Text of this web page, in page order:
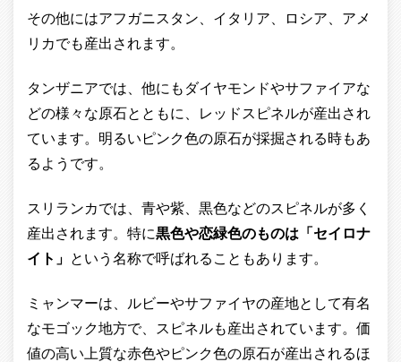
その他にはアフガニスタン、イタリア、ロシア、アメ
リカでも産出されます。
タンザニアでは、他にもダイヤモンドやサファイアな
どの様々な原石とともに、レッドスピネルが産出され
ています。明るいピンク色の原石が採掘される時もあ
るようです。
スリランカでは、青や紫、黒色などのスピネルが多く
産出されます。特に黒色や恋緑色のものは「セイロナ
イト」 という名称で呼ばれることもあります。
ミャンマーは、ルビーやサファイヤの産地として有名
なモゴック地方で、スピネルも産出されています。価
値の高い上質な赤色やピンク色の原石が産出されるほ